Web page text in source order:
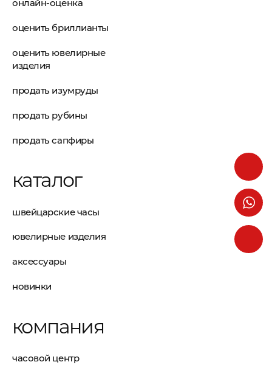
онлайн-оценка
оценить бриллианты
оценить ювелирные
изделия
продать изумруды
продать рубины
продать сапфиры
каталог
швейцарские часы
ювелирные изделия
аксессуары
новинки
компания
часовой центр